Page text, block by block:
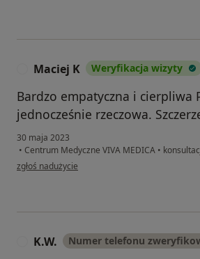
Maciej K Weryfikacja wizyty
Bardzo empatyczna i cierpliwa
jednocześnie rzeczowa.
30 maja 2023
• Centrum Medyczne VIVA MEDICA •
w opinii użytkownika Maciej K
zgłoś nadużycie
K.W. Numer telefonu